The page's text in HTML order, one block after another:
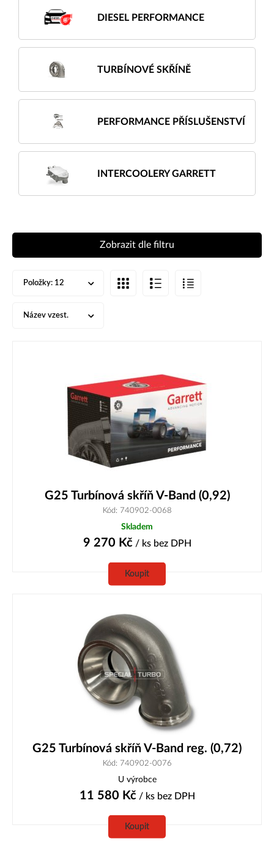
DIESEL PERFORMANCE
TURBÍNOVÉ SKŘÍNĚ
PERFORMANCE PŘÍSLUŠENSTVÍ
INTERCOOLERY GARRETT
Zobrazit dle filtru
Položky: 12
Název vzest.
G25 Turbínová skříň V-Band (0,92)
Kód: 740902-0068
Skladem
9 270 Kč/ ks bez DPH
Koupit
G25 Turbínová skříň V-Band reg. (0,72)
Kód: 740902-0076
U výrobce
11 580 Kč/ ks bez DPH
Koupit